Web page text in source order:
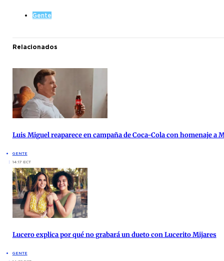
Gente
Relacionados
Luis Miguel reaparece en campaña de Coca-Cola con homenaje a
GENTE
14:17 ECT
Lucero explica por qué no grabará un dueto con Lucerito Mijares
GENTE